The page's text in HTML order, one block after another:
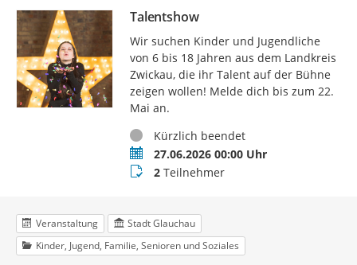
Talentshow
Wir suchen Kinder und Jugendliche
von 6 bis 18 Jahren aus dem Landkreis
Zwickau, die ihr Talent auf der Bühne
zeigen wollen! Melde dich bis zum 22.
Mai an.
StatusKürzlich beendet
Termin27.06.2026 00:00 Uhr
Teilnehmer
2Teilnehmer
Veranstaltung
Stadt Glauchau
Kinder, Jugend, Familie, Senioren und Soziales